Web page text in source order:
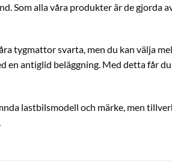
Som alla våra produkter är de gjorda
tygmattor svarta, men du kan välja
en antiglid beläggning. Med detta får
lastbilsmodell och märke, men